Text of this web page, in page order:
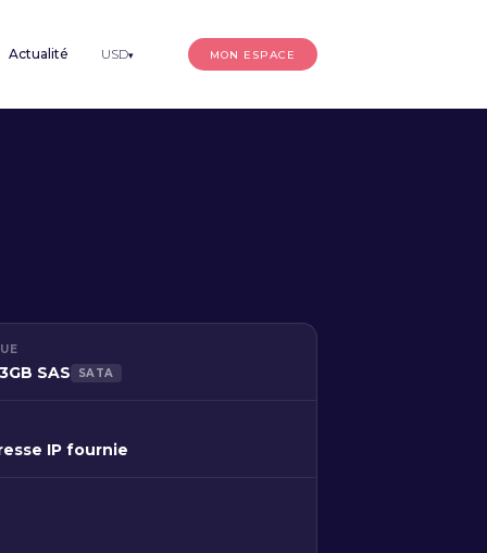
Actualité USD▾ MON ESPACE
SAS SATA
IP fournie